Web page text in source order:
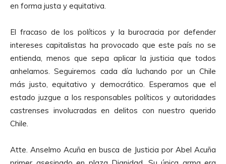
en forma justa y equitativa.
El fracaso de los políticos y la burocracia por defender
intereses capitalistas ha provocado que este país no se
entienda, menos que sepa aplicar la justicia que todos
anhelamos. Seguiremos cada día luchando por un Chile
más justo, equitativo y democrático. Esperamos que el
estado juzgue a los responsables políticos y autoridades
castrenses involucradas en delitos con nuestro querido
Chile.
Atte. Anselmo Acuña en busca de Justicia por Abel Acuña